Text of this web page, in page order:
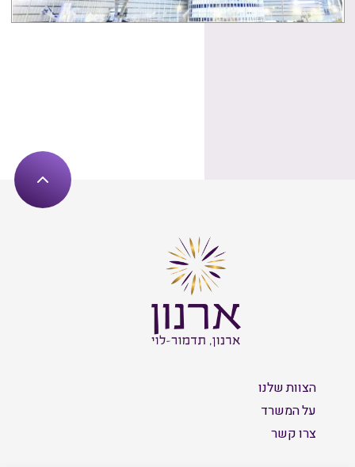
הצוות שלנו
על המשרד
צרו קשר